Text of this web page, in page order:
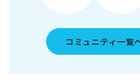
コミュニティ一覧